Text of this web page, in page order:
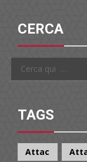
CERCA
Cerca
TAGS
Attac